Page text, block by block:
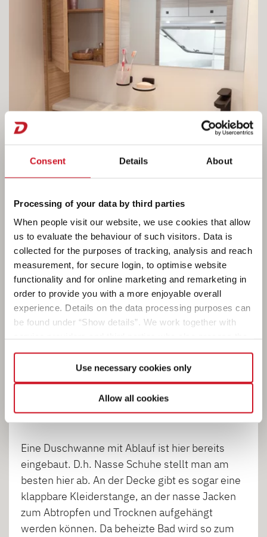
Consent Details About
Processing of your data by third parties
When people visit our website, we use cookies that allow
us to evaluate the behaviour of such visitors. Data is
collected for the purposes of tracking, analysis and reach
measurement, for secure login, to optimise website
functionality and for online marketing and remarketing in
order to provide you with a more enjoyable overall
experience. Details on the data processing purposes can
be found under “Show details”. We work together with
data for their own purposes and merge it with other data if
necessary. If you click the “Allow cookies” button or
select individual cookies in the detailed view, you provide
your consent to the processing of your data for the
and not required to use our website. You can view your
change them later (such as by using the fingerprint button
at the bottom left of the website). You can find further
information in our Privacy Policy.
Allow all cookies
Use necessary cookies only
Kompaktes Bad mit Frischefaktor
Ideal für den morgendlichen Frischekick! Alles
drin im kompakten Bad! Und wer es nicht ganz
auch serienmäßig an Bord.
Der Vorteil der hier verbauten Schwenktoilette
ist, dass sie bei Nichtgebrauch zur Seite gedreht
werden kann, was etwas mehr Platz schafft.
Eine Duschwanne mit Ablauf ist hier bereits
eingebaut. D.h. Nasse Schuhe stellt man am
besten hier ab. An der Decke gibt es sogar eine
klappbare Kleiderstange, an der nasse Jacken
zum Abtropfen und Trocknen aufgehängt
werden können. Da beheizte Bad wird so zum